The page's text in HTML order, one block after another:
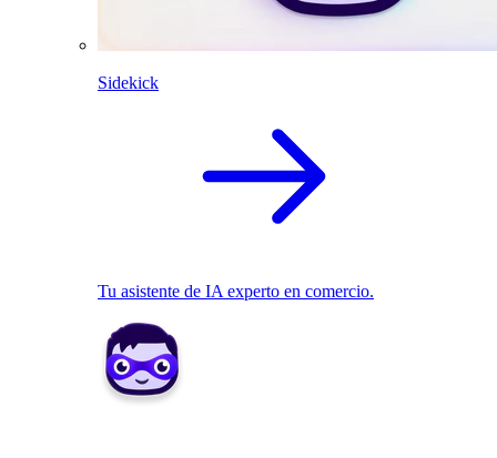
Sidekick
Tu asistente de IA experto en comercio.